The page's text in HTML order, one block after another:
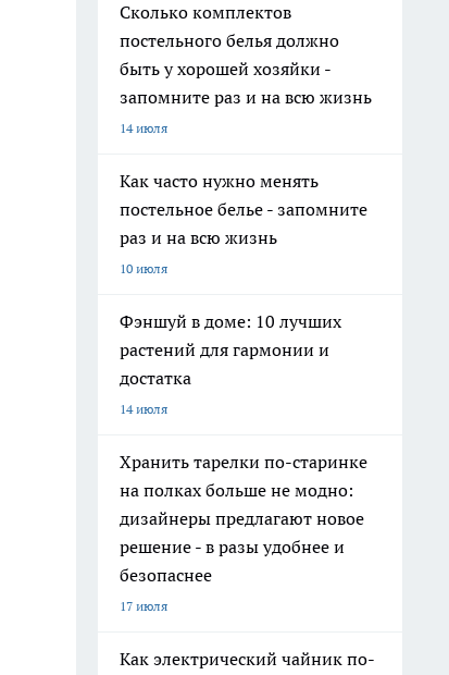
Сколько комплектов
постельного белья должно
быть у хорошей хозяйки -
запомните раз и на всю жизнь
14 июля
Как часто нужно менять
постельное белье - запомните
раз и на всю жизнь
10 июля
Фэншуй в доме: 10 лучших
растений для гармонии и
достатка
14 июля
Хранить тарелки по-старинке
на полках больше не модно:
дизайнеры предлагают новое
решение - в разы удобнее и
безопаснее
17 июля
Как электрический чайник по-